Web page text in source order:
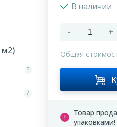
м2)
?
?
В наличии
- +
Общая
Товар
упаковками!